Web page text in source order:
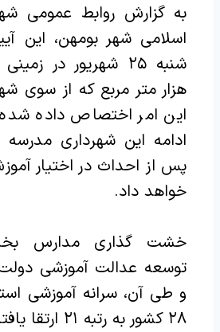
به گزارش روابط عمومی
اسلامی شهر بومهن، این
شنبه ۲۵ شهریور در
هزار متر مربع که از سوی
این امر اختصاص داده شده
پس از احداث در اختیار
خواهد داد.
خشت گذاری مدارس
توسعه عدالت آموزشی
و طی آن، سرانه آموزشی
۲۸ کشور به رتبه ۲۱ ارتقا یافته است.